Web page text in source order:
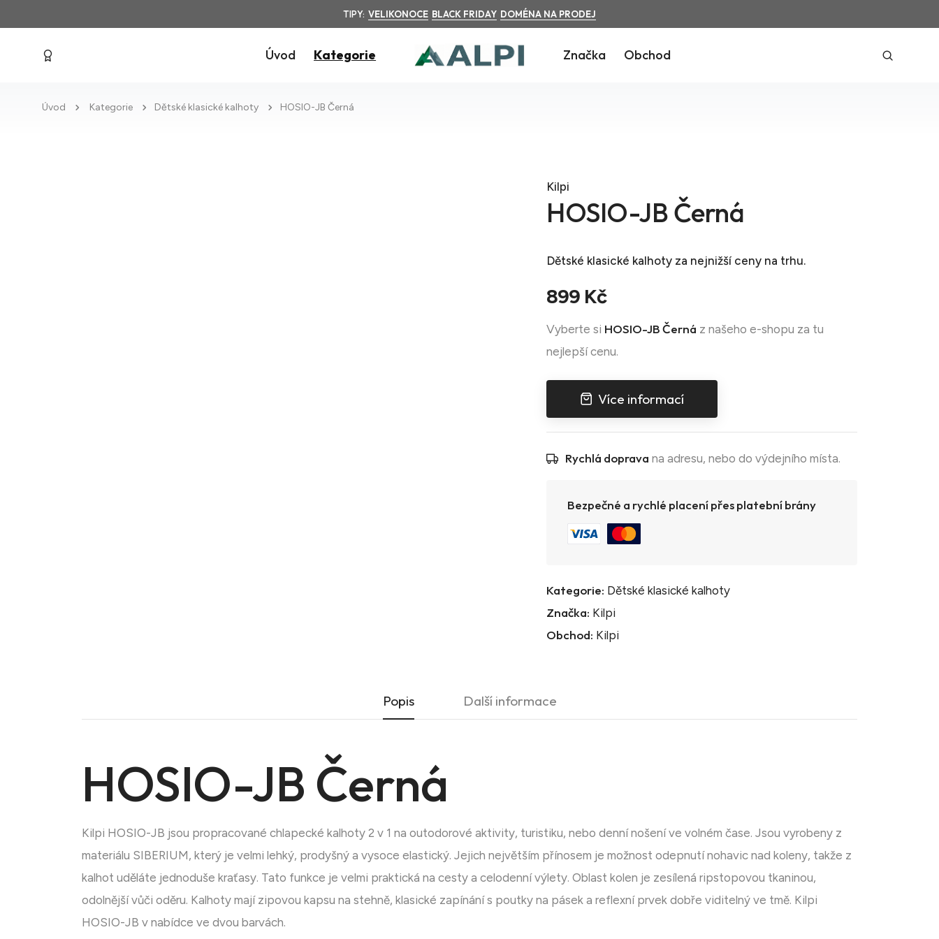
TIPY: VELIKONOCE BLACK FRIDAY DOMÉNA NA PRODEJ
Úvod Kategorie Značka Obchod
Úvod Kategorie Dětské klasické kalhoty HOSIO-JB Černá
Kilpi
HOSIO-JB Černá
Dětské klasické kalhoty za nejnižší ceny na trhu.
899 Kč
Vyberte si HOSIO-JB Černá z našeho e-shopu za tu
nejlepší cenu.
Více informací
Rychlá doprava na adresu, nebo do výdejního místa.
Bezpečné a rychlé placení přes platební brány
Kategorie: Dětské klasické kalhoty
Značka: Kilpi
Obchod: Kilpi
Popis Další informace
HOSIO-JB Černá
Kilpi HOSIO-JB jsou propracované chlapecké kalhoty 2 v 1 na outodorové aktivity, turistiku, nebo denní nošení ve volném čase. Jsou vyrobeny z
materiálu SIBERIUM, který je velmi lehký, prodyšný a vysoce elastický. Jejich největším přínosem je možnost odepnutí nohavic nad koleny, takže z
kalhot uděláte jednoduše kraťasy. Tato funkce je velmi praktická na cesty a celodenní výlety. Oblast kolen je zesílená ripstopovou tkaninou,
odolnější vůči oděru. Kalhoty mají zipovou kapsu na stehně, klasické zapínání s poutky na pásek a reflexní prvek dobře viditelný ve tmě. Kilpi
HOSIO-JB v nabídce ve dvou barvách.